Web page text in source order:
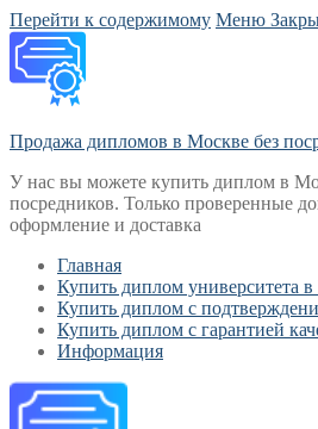
Перейти к содержимому Меню
Продажа дипломов в Москве без
У нас вы можете купить диплом в
посредников. Только проверенные
оформление и доставка
Главная
Купить диплом университета
Купить диплом с
Купить диплом с гарантией
Информация